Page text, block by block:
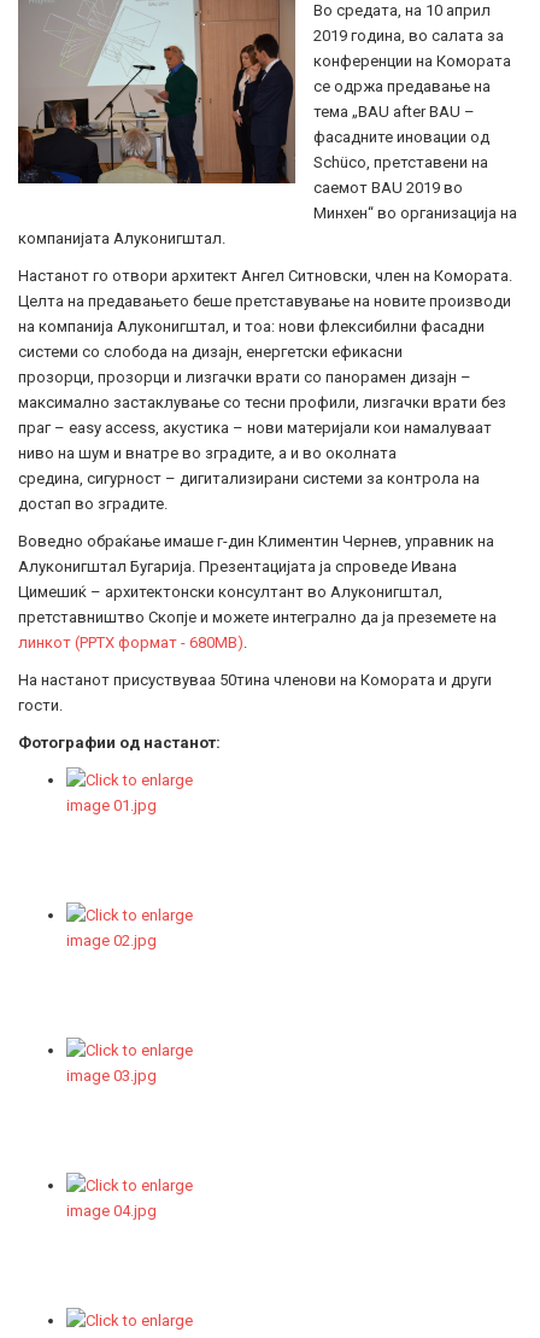
Во средата, на 10 април
2019 година, во салата за
конференции на Комората
се одржа предавање на
тема „BAU after BAU –
фасадните иновации од
Schüco, претставени на
саемот BAU 2019 во
Минхен“ во организација на
компанијата Алуконигштал.
Настанот го отвори архитект Ангел Ситновски, член на Комората.
Целта на предавањето беше претставување на новите производи
на компанија Алуконигштал, и тоа: нови флексибилни фасадни
системи со слобода на дизајн, енергетски ефикасни
прозорци, прозорци и лизгачки врати со панорамен дизајн –
максимално застаклување со тесни профили, лизгачки врати без
праг – easy access, акустика – нови материјали кои намалуваат
ниво на шум и внатре во зградите, а и во околната
средина, сигурност – дигитализирани системи за контрола на
достап во зградите.
Воведно обраќање имаше г-дин Климентин Чернев, управник на
Алуконигштал Бугарија. Презентацијата ја спроведе Ивана
Цимешиќ – архитектонски консултант во Алуконигштал,
претставништво Скопје и можете интегрално да ја преземете на
линкот (PPTX формат - 680MB).
На настанот присуствуваа 50тина членови на Комората и други
гости.
Фотографии од настанот: